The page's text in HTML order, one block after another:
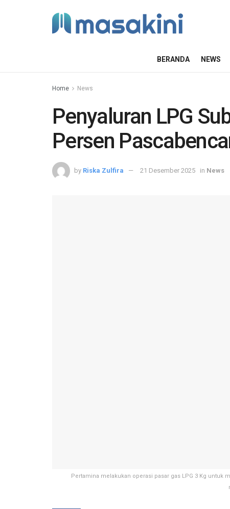
BERANDA NEWS
Home News
Penyaluran LPG
Persen
by Riska Zulfira 21 Desember 2025 in News
Pertamina melakukan operasi pasar gas LPG 3 Kg untuk